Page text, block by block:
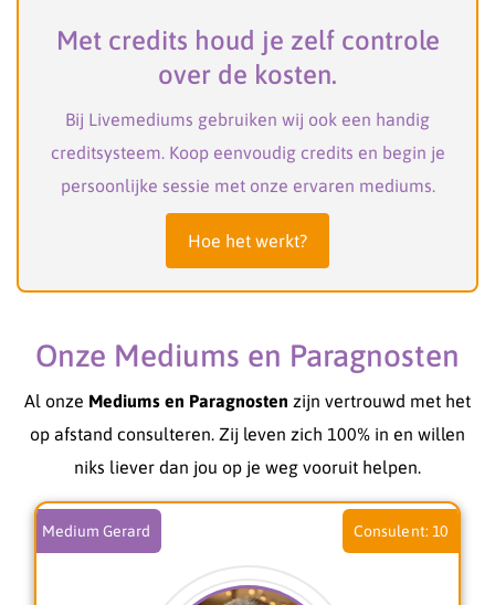
Met credits houd je zelf controle
over de kosten.
Bij Livemediums gebruiken wij ook een handig
creditsysteem. Koop eenvoudig credits en begin je
persoonlijke sessie met onze ervaren mediums.
Hoe het werkt?
Onze Mediums en Paragnosten
Al onze Mediums en Paragnosten zijn vertrouwd met het
op afstand consulteren. Zij leven zich 100% in en willen
niks liever dan jou op je weg vooruit helpen.
Medium Gerard 10